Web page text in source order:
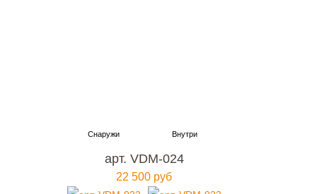
арт. VDM-024
22 500 руб